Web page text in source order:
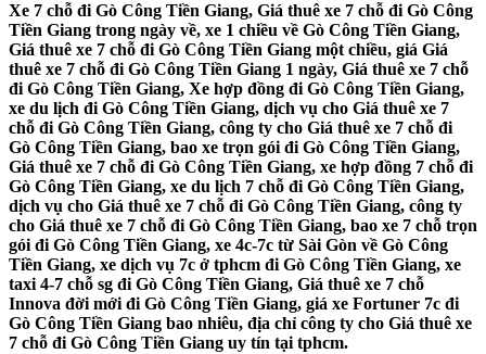
Xe 7 chỗ đi Gò Công Tiền Giang, Giá thuê xe 7 chỗ đi Gò Công
Tiền Giang trong ngày về, xe 1 chiều về Gò Công Tiền Giang,
Giá thuê xe 7 chỗ đi Gò Công Tiền Giang một chiều, giá Giá
thuê xe 7 chỗ đi Gò Công Tiền Giang 1 ngày, Giá thuê xe 7 chỗ
đi Gò Công Tiền Giang, Xe hợp đồng đi Gò Công Tiền Giang,
xe du lịch đi Gò Công Tiền Giang, dịch vụ cho Giá thuê xe 7
chỗ đi Gò Công Tiền Giang, công ty cho Giá thuê xe 7 chỗ đi
Gò Công Tiền Giang, bao xe trọn gói đi Gò Công Tiền Giang,
Giá thuê xe 7 chỗ đi Gò Công Tiền Giang, xe hợp đồng 7 chỗ đi
Gò Công Tiền Giang, xe du lịch 7 chỗ đi Gò Công Tiền Giang,
dịch vụ cho Giá thuê xe 7 chỗ đi Gò Công Tiền Giang, công ty
cho Giá thuê xe 7 chỗ đi Gò Công Tiền Giang, bao xe 7 chỗ trọn
gói đi Gò Công Tiền Giang, xe 4c-7c từ Sài Gòn về Gò Công
Tiền Giang, xe dịch vụ 7c ở tphcm đi Gò Công Tiền Giang, xe
taxi 4-7 chỗ sg đi Gò Công Tiền Giang, Giá thuê xe 7 chỗ
Innova đời mới đi Gò Công Tiền Giang, giá xe Fortuner 7c đi
Gò Công Tiền Giang bao nhiêu, địa chỉ công ty cho Giá thuê xe
7 chỗ đi Gò Công Tiền Giang uy tín tại tphcm.